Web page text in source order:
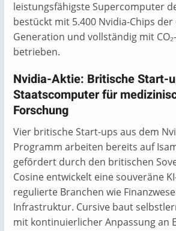
leistungsfähigste Supercomputer
bestückt mit 5.400 Nvidia-Chips
Generation und vollständig mit
betrieben.
Nvidia-Aktie: Britische Start-
Staatscomputer für
Forschung
Vier britische Start-ups aus dem
Programm arbeiten bereits auf
gefördert durch den britischen
Cosine entwickelt eine souveräne
regulierte Branchen wie
Infrastruktur. Cursive baut
mit kontinuierlicher Anpassung an